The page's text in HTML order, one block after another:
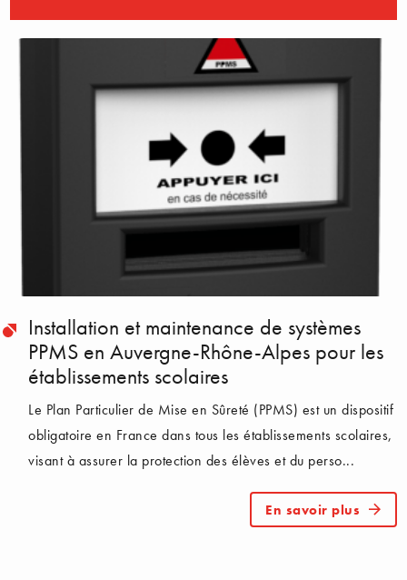
Installation et maintenance de systèmes
PPMS en Auvergne-Rhône-Alpes pour les
établissements scolaires
Le Plan Particulier de Mise en Sûreté (PPMS) est un dispositif
obligatoire en France dans tous les établissements scolaires,
visant à assurer la protection des élèves et du perso...
En savoir plus